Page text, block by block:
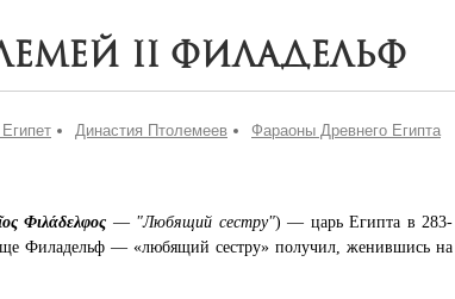
II Филадельф
Династия Птолемеев Фараоны Древнего Египта
Φιλάδελφος — "Любящий сестру") — царь Египта в 283-
Филадельф — «любящий сестру» получил, женившись на